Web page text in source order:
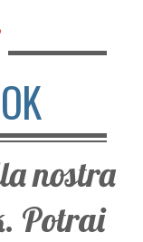
nostra
Potrai